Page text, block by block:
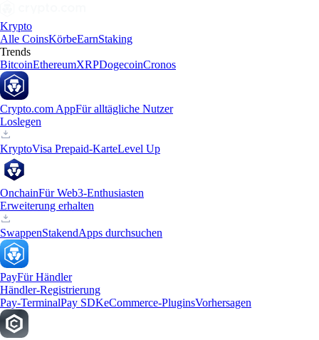
Krypto
Alle CoinsKörbeEarnStaking
Trends
BitcoinEthereumXRPDogecoinCronos
Crypto.com AppFür alltägliche Nutzer
Loslegen
KryptoVisa Prepaid-KarteLevel Up
OnchainFür Web3-Enthusiasten
Erweiterung erhalten
SwappenStakendApps durchsuchen
PayFür Händler
Händler-Registrierung
Pay-TerminalPay SDKeCommerce-PluginsVorhersagen